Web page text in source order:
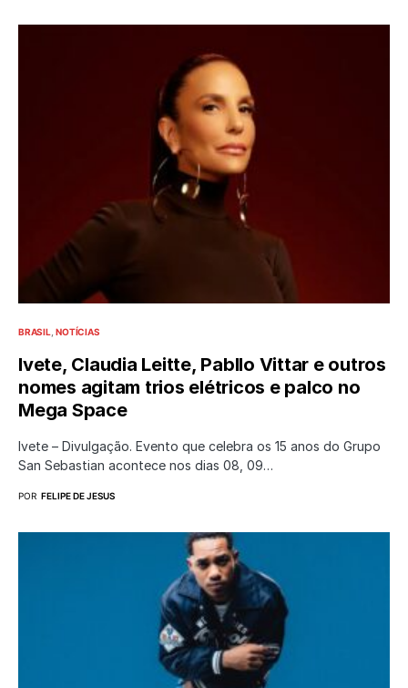
BRASIL NOTÍCIAS
Ivete, Claudia Leitte, Pabllo Vittar e outros
nomes agitam trios elétricos e palco no
Mega Space
Ivete – Divulgação. Evento que celebra os 15 anos do Grupo
San Sebastian acontece nos dias 08, 09…
POR FELIPE DE JESUS